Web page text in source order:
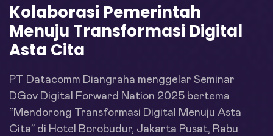
Kolaborasi Pemerintah
Menuju Transformasi Digital
Asta Cita
PT Datacomm Diangraha menggelar Seminar
DGov Digital Forward Nation 2025 bertema
“Mendorong Transformasi Digital Menuju Asta
Cita” di Hotel Borobudur, Jakarta Pusat, Rabu